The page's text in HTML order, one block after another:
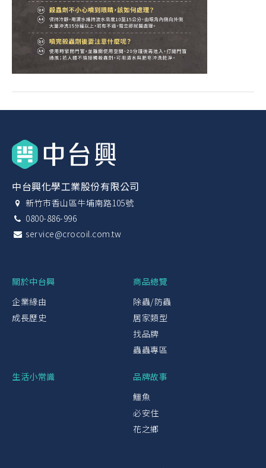
中台興化學工業股份有限公司
新竹市香山區牛埔南路105號
0800-886-996
service@crocoil.com.tw
關於中台興
企業緣由
成長歷史
商品總覽
除蟲/防蟲
居家類型
找品牌
蟲蟲專區
生活小常識
品牌故事
鱷魚
必安住
花之鄉